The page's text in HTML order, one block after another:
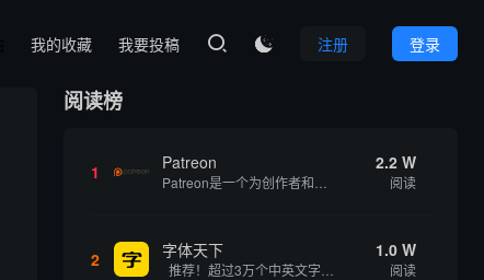
登录
注册

我的收藏 我要投稿
阅读榜
1 Patreon 2.2 W
阅读
2 字体天下 1.0 W
阅读